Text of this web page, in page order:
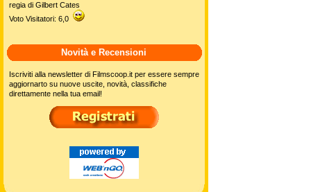
regia di Gilbert Cates
Voto Visitatori: 6,0
Novità e Recensioni
Iscriviti alla newsletter di Filmscoop.it per essere sempre
aggiornarto su nuove uscite, novità, classifiche
direttamente nella tua email!